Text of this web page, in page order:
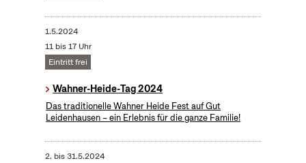
1.5.2024
11 bis 17 Uhr
Eintritt frei
Wahner-Heide-Tag 2024
Das traditionelle Wahner Heide Fest auf Gut
Leidenhausen – ein Erlebnis für die ganze Familie!
2. bis31.5.2024